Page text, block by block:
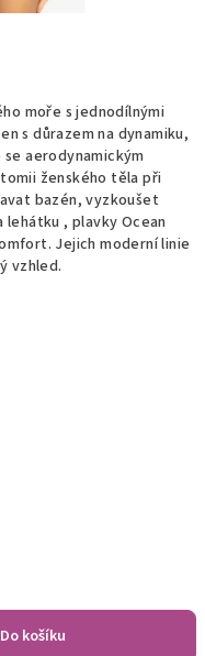
moře s jednodílnými
s důrazem na dynamiku,
aerodynamickým
ženského těla při
bazén, vyzkoušet
, plavky Ocean
Jejich moderní linie
vzhled.
Do košíku